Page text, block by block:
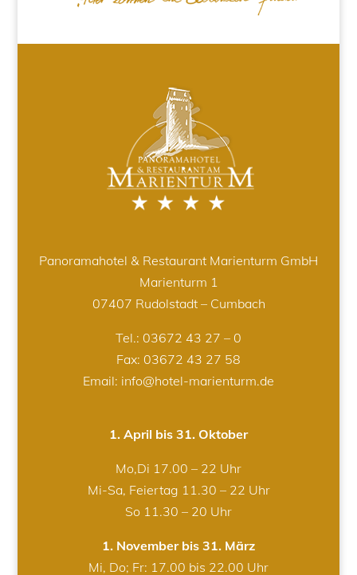
Panoramahotel & Restaurant Marienturm GmbH
Marienturm 1
07407 Rudolstadt – Cumbach
Tel.: 03672 43 27 – 0
Fax: 03672 43 27 58
Email: info@hotel-marienturm.de
1. April bis 31. Oktober
Mo,Di 17.00 – 22 Uhr
Mi-Sa, Feiertag 11.30 – 22 Uhr
So 11.30 – 20 Uhr
1. November bis 31. März
Mi, Do; Fr: 17.00 bis 22.00 Uhr